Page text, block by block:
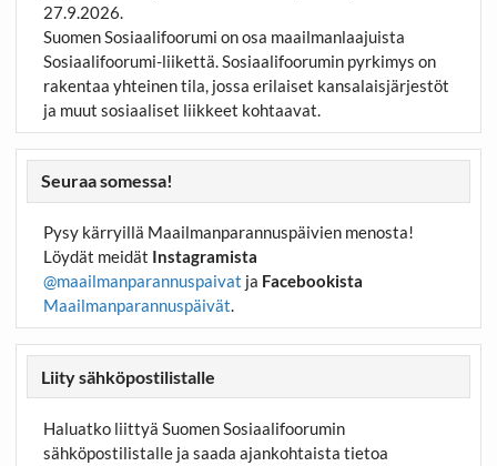
27.9.2026.
Suomen Sosiaalifoorumi on osa maailmanlaajuista
Sosiaalifoorumi-liikettä. Sosiaalifoorumin pyrkimys on
rakentaa yhteinen tila, jossa erilaiset kansalaisjärjestöt
ja muut sosiaaliset liikkeet kohtaavat.
Seuraa somessa!
Pysy kärryillä Maailmanparannuspäivien menosta!
Löydät meidät Instagramista
@maailmanparannuspaivat ja Facebookista
Maailmanparannuspäivät.
Liity sähköpostilistalle
Haluatko liittyä Suomen Sosiaalifoorumin
sähköpostilistalle ja saada ajankohtaista tietoa